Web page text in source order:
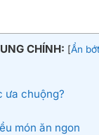
CHÍNH: [Ẩn bớt
ưa chuộng?
món ăn ngon